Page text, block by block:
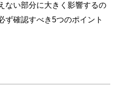
ない部分に大きく影響するの
ず確認すべき5つのポイント